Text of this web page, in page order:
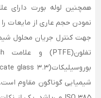
همچنین لوله بورت دارای
نمودن حجم عاری از مایعات
جهت کنترل جریان محلول